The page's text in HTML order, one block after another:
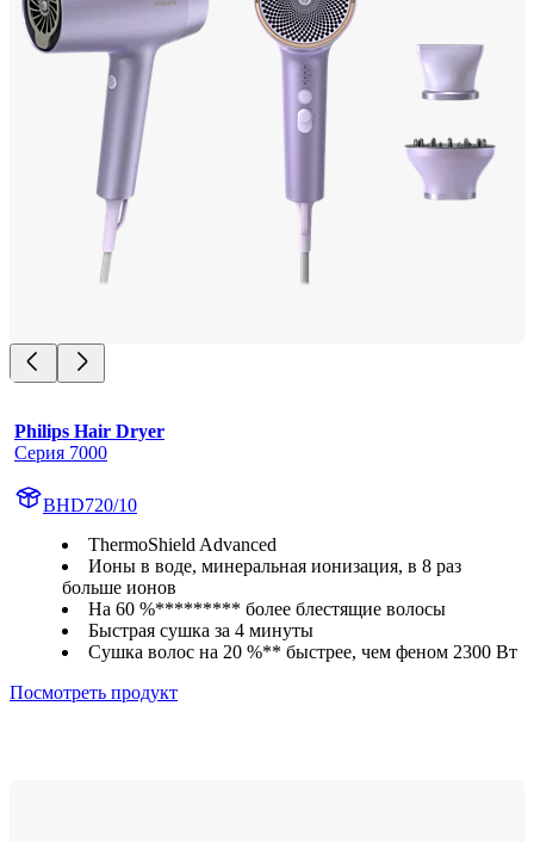
Philips Hair Dryer
Серия 7000
BHD720/10
ThermoShield Advanced
Ионы в воде, минеральная ионизация, в 8 раз
больше ионов
На 60 %********* более блестящие волосы
Быстрая сушка за 4 минуты
Сушка волос на 20 %** быстрее, чем феном 2300 Вт
Посмотреть продукт